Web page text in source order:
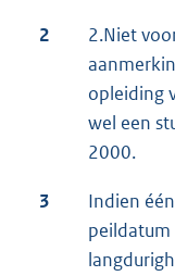
2
2.Niet
opleiding
wel een
2000.
3
Indien
peildatum